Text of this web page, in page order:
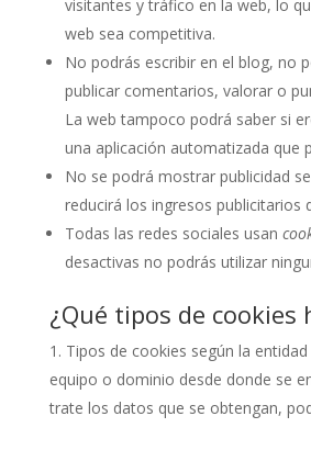
visitantes y tráfico en la web, lo
web sea competitiva.
No podrás escribir en el blog, no
publicar comentarios, valorar o
La web tampoco podrá saber si
una aplicación automatizada que
No se podrá mostrar publicidad
reducirá los ingresos publicitarios
Todas las redes sociales usan
desactivas no podrás utilizar
¿Qué tipos de cookies
Tipos de cookies según la
equipo o dominio desde donde se
trate los datos que se obtengan,